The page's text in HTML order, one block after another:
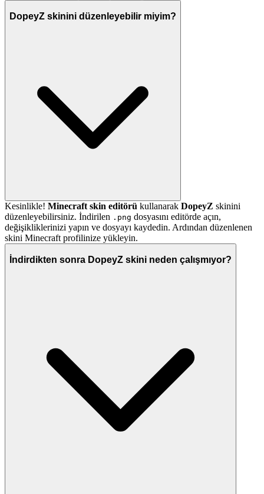
DopeyZ skinini düzenleyebilir miyim?
Kesinlikle! Minecraft skin editörü kullanarak DopeyZ skinini
düzenleyebilirsiniz. İndirilen .png dosyasını editörde açın,
değişikliklerinizi yapın ve dosyayı kaydedin. Ardından düzenlenen
skini Minecraft profilinize yükleyin.
İndirdikten sonra DopeyZ skini neden çalışmıyor?